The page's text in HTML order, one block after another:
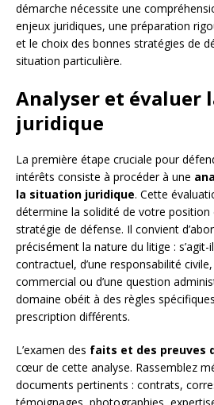
démarche nécessite une
enjeux juridiques, une préparation
et le choix des bonnes stratégies de
situation particulière.
Analyser et évaluer
juridique
La première étape cruciale pour
intérêts consiste à procéder à une
la situation juridique. Cette
détermine la solidité de votre
stratégie de défense. Il convient
précisément la nature du litige : s’agit-
contractuel, d’une responsabilité civile,
commercial ou d’une question
domaine obéit à des règles
prescription différents.
L’examen des faits et des preuves
cœur de cette analyse. Rassemblez
documents pertinents : contrats,